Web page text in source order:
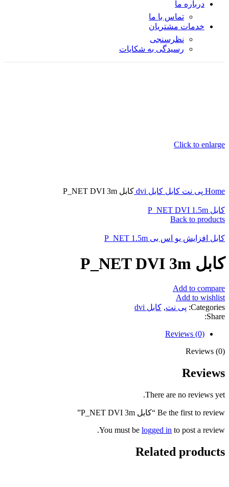
درباره ما
تماس با ما
خدمات مشتریان
نظرسنجی
رسیدگی به شکایات
Click to enlarge
Home پی نت کابل کابل dvi کابل P_NET DVI 3m
کابل P_NET DVI 1.5m
Back to products
کابل افزایش یو اس بی P_NET 1.5m
کابل P_NET DVI 3m
Add to compare
Add to wishlist
Categories: پی نت, کابل dvi
Share:
Reviews (0)
Reviews (0)
Reviews
There are no reviews yet.
Be the first to review “کابل P_NET DVI 3m”
You must be logged in to post a review.
Related products